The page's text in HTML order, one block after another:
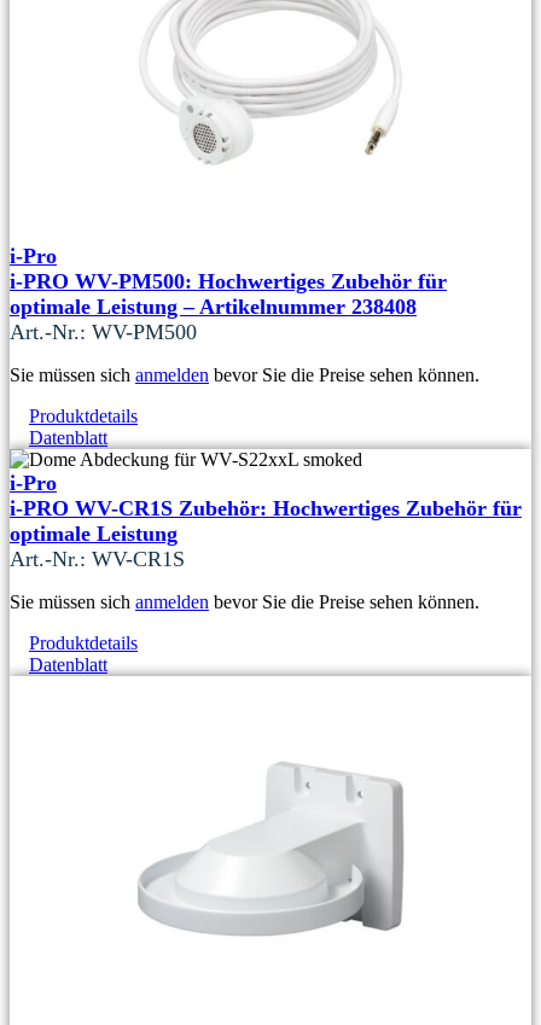
i-Pro
i-PRO WV-PM500: Hochwertiges Zubehör für
optimale Leistung – Artikelnummer 238408
Art.-Nr.: WV-PM500
Sie müssen sich anmelden bevor Sie die Preise sehen können.
Produktdetails
Datenblatt
i-Pro
i-PRO WV-CR1S Zubehör: Hochwertiges Zubehör für
optimale Leistung
Art.-Nr.: WV-CR1S
Sie müssen sich anmelden bevor Sie die Preise sehen können.
Produktdetails
Datenblatt